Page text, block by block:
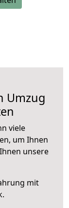
Umzug
viele
um Ihnen
unsere
mit
.